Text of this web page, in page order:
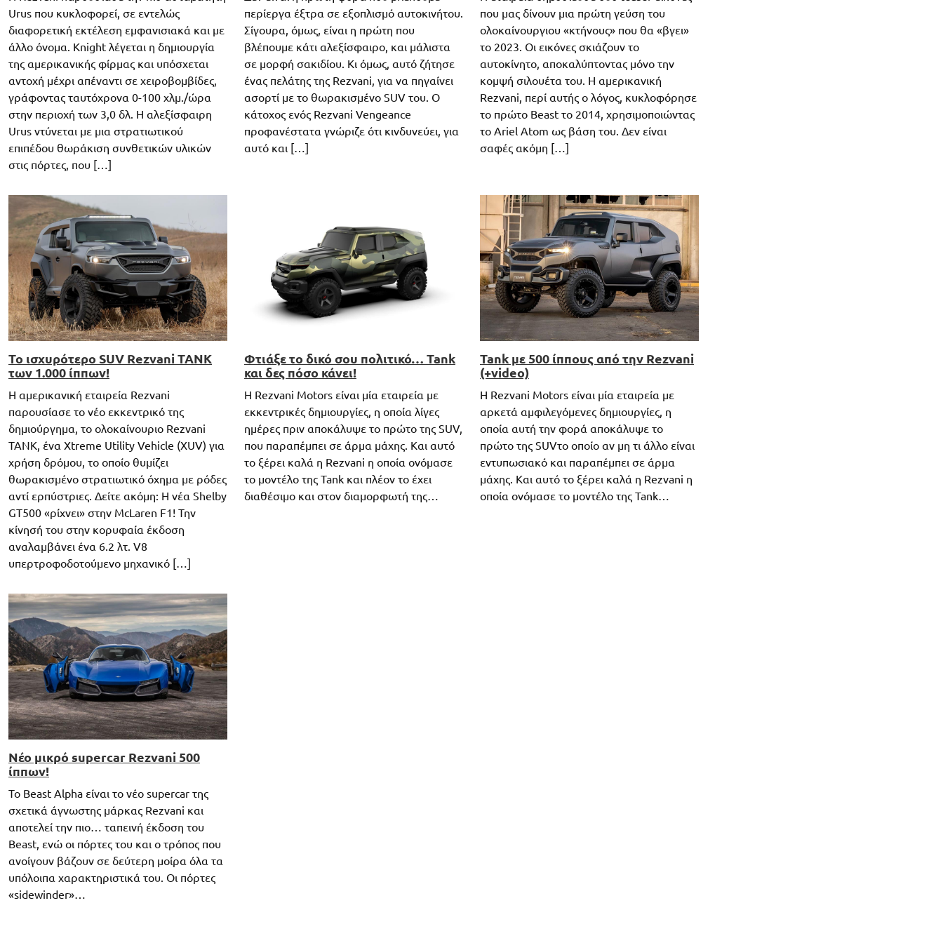
Urus που κυκλοφορεί, σε εντελώς
διαφορετική εκτέλεση εμφανισιακά και με
άλλο όνομα. Knight λέγεται η δημιουργία
της αμερικανικής φίρμας και υπόσχεται
αντοχή μέχρι απέναντι σε χειροβομβίδες,
γράφοντας ταυτόχρονα 0-100 χλμ./ώρα
στην περιοχή των 3,0 δλ. Η αλεξίσφαιρη
Urus ντύνεται με μια στρατιωτικού
επιπέδου θωράκιση συνθετικών υλικών
στις πόρτες, που […]
περίεργα έξτρα σε εξοπλισμό αυτοκινήτου.
Σίγουρα, όμως, είναι η πρώτη που
βλέπουμε κάτι αλεξίσφαιρο, και μάλιστα
σε μορφή σακιδίου. Κι όμως, αυτό ζήτησε
ένας πελάτης της Rezvani, για να πηγαίνει
ασορτί με το θωρακισμένο SUV του. Ο
κάτοχος ενός Rezvani Vengeance
προφανέστατα γνώριζε ότι κινδυνεύει, για
αυτό και […]
που μας δίνουν μια πρώτη γεύση του
ολοκαίνουργιου «κτήνους» που θα «βγει»
το 2023. Οι εικόνες σκιάζουν το
αυτοκίνητο, αποκαλύπτοντας μόνο την
κομψή σιλουέτα του. Η αμερικανική
Rezvani, περί αυτής ο λόγος, κυκλοφόρησε
το πρώτο Beast το 2014, χρησιμοποιώντας
το Ariel Atom ως βάση του. Δεν είναι
σαφές ακόμη […]
Το ισχυρότερο SUV Rezvani TANK
των 1.000 ίππων!
Η αμερικανική εταιρεία Rezvani
παρουσίασε το νέο εκκεντρικό της
δημιούργημα, το ολοκαίνουριο Rezvani
TANK, ένα Xtreme Utility Vehicle (XUV) για
χρήση δρόμου, το οποίο θυμίζει
θωρακισμένο στρατιωτικό όχημα με ρόδες
αντί ερπύστριες. Δείτε ακόμη: Η νέα Shelby
GT500 «ρίχνει» στην McLaren F1! Την
κίνησή του στην κορυφαία έκδοση
αναλαμβάνει ένα 6.2 λτ. V8
υπερτροφοδοτούμενο μηχανικό […]
Φτιάξε το δικό σου πολιτικό… Tank
και δες πόσο κάνει!
Η Rezvani Motors είναι μία εταιρεία με
εκκεντρικές δημιουργίες, η οποία λίγες
ημέρες πριν αποκάλυψε το πρώτο της SUV,
που παραπέμπει σε άρμα μάχης. Και αυτό
το ξέρει καλά η Rezvani η οποία ονόμασε
το μοντέλο της Tank και πλέον το έχει
διαθέσιμο και στον διαμορφωτή της…
Tank με 500 ίππους από την Rezvani
(+video)
Η Rezvani Motors είναι μία εταιρεία με
αρκετά αμφιλεγόμενες δημιουργίες, η
οποία αυτή την φορά αποκάλυψε το
πρώτο της SUVτο οποίο αν μη τι άλλο είναι
εντυπωσιακό και παραπέμπει σε άρμα
μάχης. Και αυτό το ξέρει καλά η Rezvani η
οποία ονόμασε το μοντέλο της Tank…
Νέο μικρό supercar Rezvani 500
ίππων!
Το Beast Alpha είναι το νέο supercar της
σχετικά άγνωστης μάρκας Rezvani και
αποτελεί την πιο… ταπεινή έκδοση του
Beast, ενώ οι πόρτες του και ο τρόπος που
ανοίγουν βάζουν σε δεύτερη μοίρα όλα τα
υπόλοιπα χαρακτηριστικά του. Οι πόρτες
«sidewinder»…